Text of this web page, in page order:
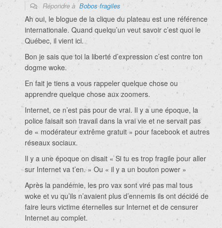
Répondre à Bobos fragiles
Ah oui, le blogue de la clique du plateau est une référence
internationale. Quand quelqu’un veut savoir c’est quoi le
Québec, il vient ici.
Bon je sais que toi la liberté d’expression c’est contre ton
dogme woke.
En fait je tiens a vous rappeler quelque chose ou
apprendre quelque chose aux zoomers.
Internet, ce n’est pas pour de vrai. Il y a une époque, la
police faisait son travail dans la vrai vie et ne servait pas
de « modérateur extrême gratuit » pour facebook et autres
réseaux sociaux.
Il y a une époque on disait « Si tu es trop fragile pour aller
sur Internet va t’en. » Ou « il y a un bouton power »
Après la pandémie, les pro vax sont viré pas mal tous
woke et vu qu’ils n’avaient plus d’ennemis ils ont décidé de
faire leurs victime éternelles sur Internet et de censurer
Internet au complet.